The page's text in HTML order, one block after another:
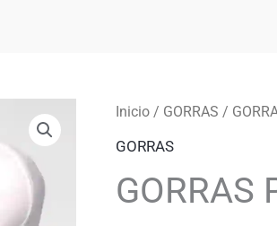
Inicio/ GORRAS /
GORRAS
GORRAS
was:
GORRAS
PERSONALIZADAS